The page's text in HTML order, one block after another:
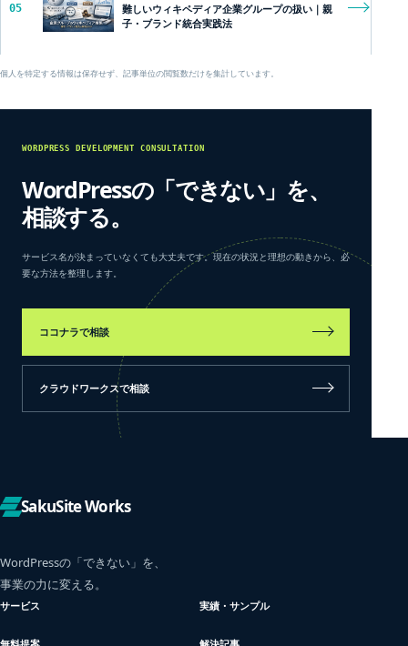
05
難しいウィキペディア企業グループの扱い｜親
子・ブランド統合実践法
個人を特定する情報は保存せず、記事単位の閲覧数だけを集計しています。
WORDPRESS DEVELOPMENT CONSULTATION
WordPressの「できない」を、
相談する。
サービス名が決まっていなくても大丈夫です。現在の状況と理想の動きから、必
要な方法を整理します。
ココナラで相談
クラウドワークスで相談
SakuSite Works
WordPressの「できない」を、
事業の力に変える。
サービス 実績・サンプル